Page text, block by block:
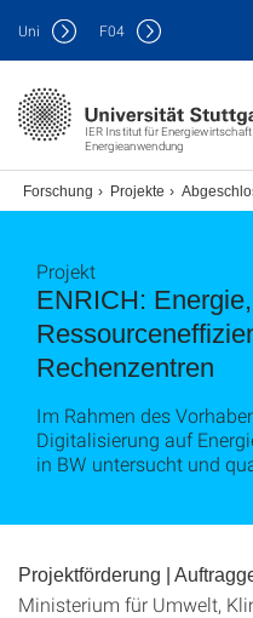
IER Institut für
Energieanwendung
Uni F04
Forschung Projekte
ENRICH:
Rechenzentren
Projekt
Im Rahmen des
Digitalisierung auf
in BW untersucht und
Projektförderung |
Ministerium für Umwelt,